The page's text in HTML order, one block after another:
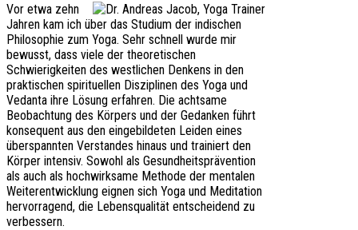
Vor etwa zehn
Jahren kam ich über das Studium der indischen
Philosophie zum Yoga. Sehr schnell wurde mir
bewusst, dass viele der theoretischen
Schwierigkeiten des westlichen Denkens in den
praktischen spirituellen Disziplinen des Yoga und
Vedanta ihre Lösung erfahren. Die achtsame
Beobachtung des Körpers und der Gedanken führt
konsequent aus den eingebildeten Leiden eines
überspannten Verstandes hinaus und trainiert den
Körper intensiv. Sowohl als Gesundheitsprävention
als auch als hochwirksame Methode der mentalen
Weiterentwicklung eignen sich Yoga und Meditation
hervorragend, die Lebensqualität entscheidend zu
verbessern.